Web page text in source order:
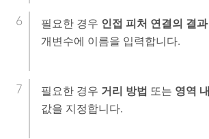
필요한 경우 인접 피처 연결의 결
개변수에 이름을 입력합니다.
필요한 경우 거리 방법 또는 영역
값을 지정합니다.